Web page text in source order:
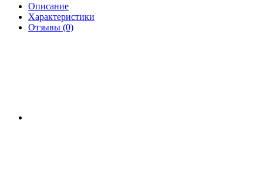
Описание
Характеристики
Отзывы (0)